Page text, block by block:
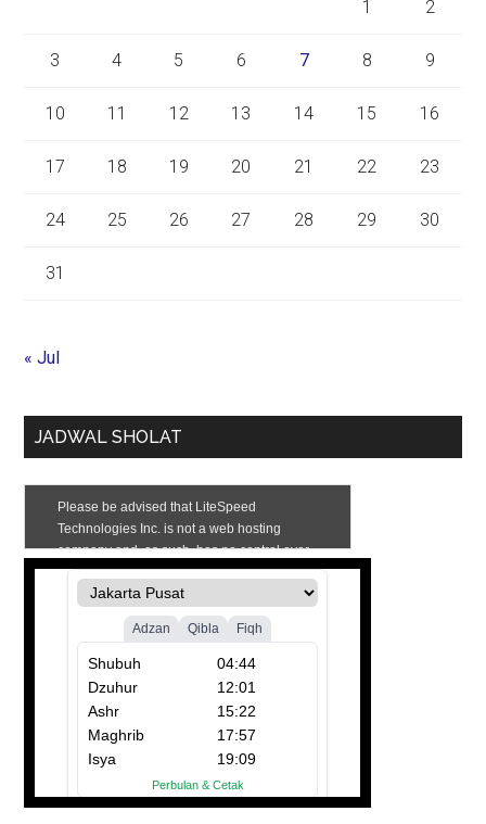
1 2
3 4 5 6 7 8 9
10 11 12 13 14 15 16
17 18 19 20 21 22 23
24 25 26 27 28 29 30
31
« Jul
JADWAL SHOLAT